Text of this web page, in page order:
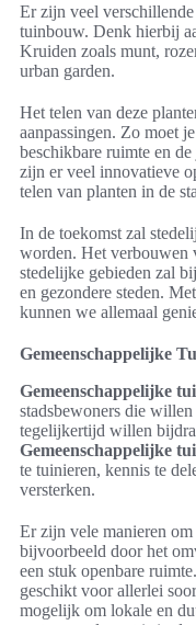
Er zijn veel
tuinbouw. Denk hierbij
Kruiden zoals munt,
urban garden.
Het telen van deze
aanpassingen. Zo moet
beschikbare ruimte en
zijn er veel innovatieve
telen van planten in de
In de toekomst zal
worden. Het verbouwen
stedelijke gebieden zal
en gezondere steden.
kunnen we allemaal
Gemeenschappelijke
Gemeenschappelijke
stadsbewoners die
tegelijkertijd willen
Gemeenschappelijke
te tuinieren, kennis te
versterken.
Er zijn vele manieren om
bijvoorbeeld door het
een stuk openbare
geschikt voor allerlei
mogelijk om lokale en